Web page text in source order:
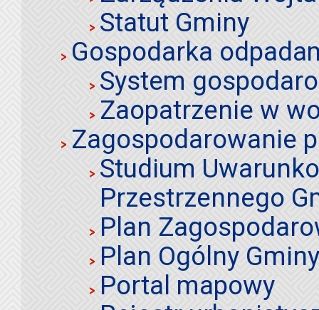
Statut Gminy
Gospodarka
System
Zaopatrzenie w
Zagospodarowanie
Studium
Przestrzennego
Plan
Plan Ogólny
Portal mapowy